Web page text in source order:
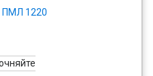
ПМЛ 1220